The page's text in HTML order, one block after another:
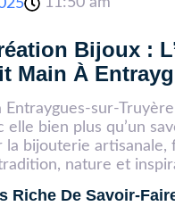
Bijoux :
Main À
Entraygues-sur-
elle bien plus qu’un
la bijouterie artisanale,
nature et
Riche De Savoir-